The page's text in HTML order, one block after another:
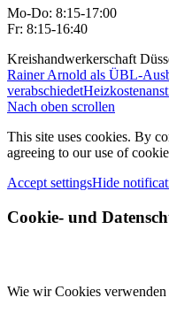
Mo-Do: 8:15-17:00
Fr: 8:15-16:40
Kreishandwerkerschaft
Rainer Arnold als ÜBL-
verabschiedet
Nach oben scrollen
This site uses cookies. By
agreeing to our use of
Accept settingsHide
Cookie- und
Wie wir Cookies verwenden